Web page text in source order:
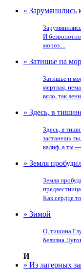
» Зарумянились
И
мороз....
» Затишье на
Затишье н
мертвая,
вяло, так
» Здесь, в
Здесь, в
застанешь
калиф, а ты
» Земля
Земля
Как сердце
» Зимой
О, тишина
белизна
И
» Из лагерных